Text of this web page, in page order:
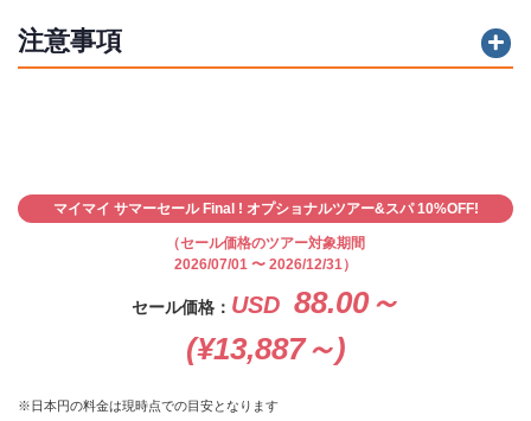
注意事項
マイマイ サマーセール Final ! オプショナルツアー&スパ 10%OFF!
（セール価格のツアー対象期間
2026/07/01 〜 2026/12/31）
セール価格： USD 88.00～
(¥13,887～)
※日本円の料金は現時点での目安となります